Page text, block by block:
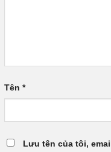
Tên *
Lưu tên của tôi,